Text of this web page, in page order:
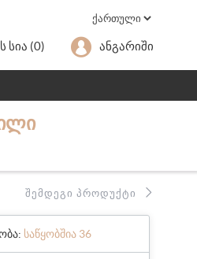
Სია (0) Ანგარიში
ᲨᲔᲛᲓᲔᲒᲘ ᲞᲠᲝᲓᲣᲥᲢᲘ
საწყობშია 36